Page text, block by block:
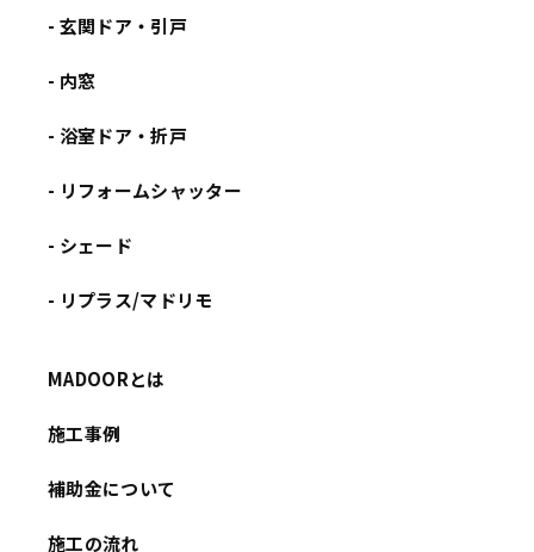
- 玄関ドア・引戸
- 内窓
- 浴室ドア・折戸
- リフォームシャッター
- シェード
- リプラス/マドリモ
MADOORとは
施工事例
補助金について
施工の流れ